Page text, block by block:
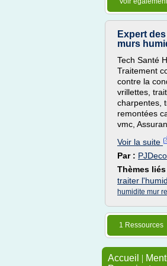
Expert
murs
Tech Santé
Traitement
contre la
vrillettes,
charpentes,
remontées
vmc,
Voir la suite
Par : PJDeco
Thèmes liés
traiter
humidite mur
1 Ressources
Accueil |